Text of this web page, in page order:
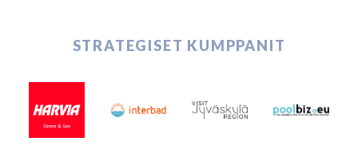
STRATEGISET KUMPPANIT